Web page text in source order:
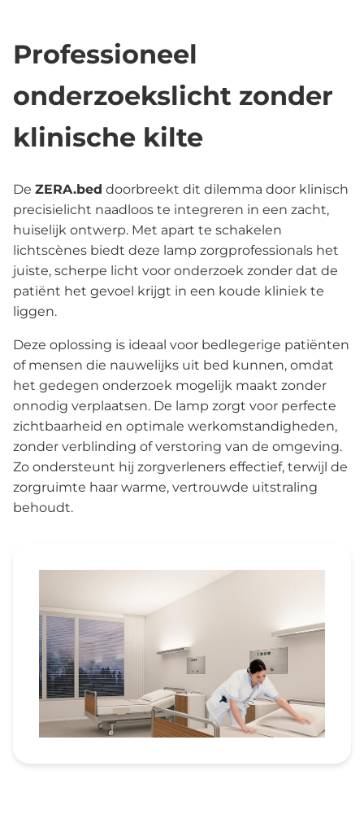
Professioneel
onderzoekslicht zonder
klinische kilte
De ZERA.bed doorbreekt dit dilemma door klinisch
precisielicht naadloos te integreren in een zacht,
huiselijk ontwerp. Met apart te schakelen
lichtscènes biedt deze lamp zorgprofessionals het
juiste, scherpe licht voor onderzoek zonder dat de
patiënt het gevoel krijgt in een koude kliniek te
liggen.
Deze oplossing is ideaal voor bedlegerige patiënten
of mensen die nauwelijks uit bed kunnen, omdat
het gedegen onderzoek mogelijk maakt zonder
onnodig verplaatsen. De lamp zorgt voor perfecte
zichtbaarheid en optimale werkomstandigheden,
zonder verblinding of verstoring van de omgeving.
Zo ondersteunt hij zorgverleners effectief, terwijl de
zorgruimte haar warme, vertrouwde uitstraling
behoudt.